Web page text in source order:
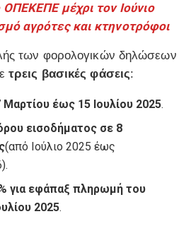
μέχρι τον Ιούνιο
αγρότες και κτηνοτρόφοι
των φορολογικών δηλώσεων
τρεις βασικές φάσεις:
έως 15 Ιουλίου 2025.
εισοδήματος σε 8
(από Ιούλιο 2025 έως
για εφάπαξ πληρωμή του
2025.